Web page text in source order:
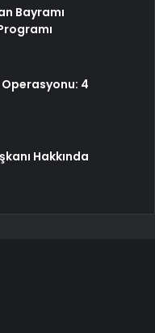
Bayramı
Operasyonu: 4
Hakkında